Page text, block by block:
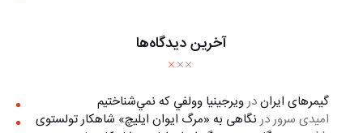
آخرین دیدگاه‌ها
گیمرهای ایراندرويرجينيا وولفي كه نمي‌شناختيم
امیدی سروردر نگاهی به «مرگ ايوان ايليچ» شاهکار تولستوی